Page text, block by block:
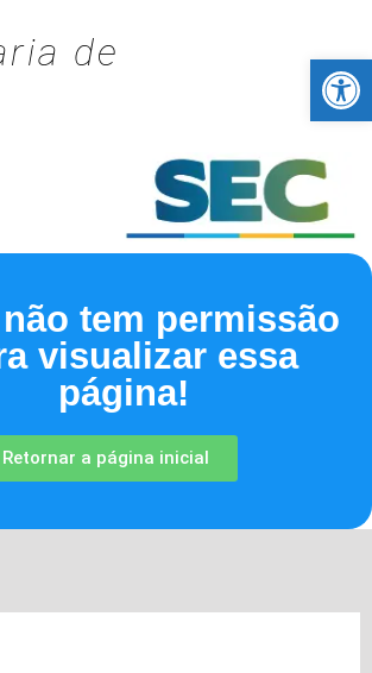
de
tem permissão
visualizar essa
página!
Retornar a página inicial
Barra de